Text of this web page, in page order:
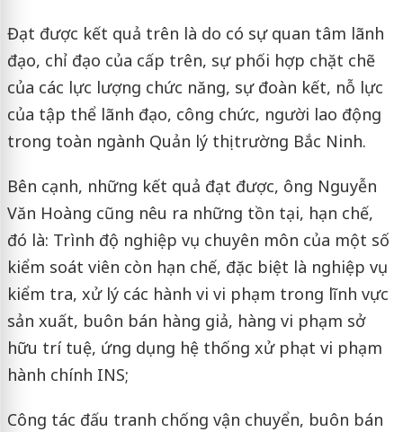
Đạt được kết quả trên là do có sự quan tâm lãnh
đạo, chỉ đạo của cấp trên, sự phối hợp chặt chẽ
của các lực lượng chức năng, sự đoàn kết, nỗ lực
của tập thể lãnh đạo, công chức, người lao động
trong toàn ngành Quản lý thị trường Bắc Ninh.
Bên cạnh, những kết quả đạt được, ông Nguyễn
Văn Hoàng cũng nêu ra những tồn tại, hạn chế,
đó là: Trình độ nghiệp vụ chuyên môn của một số
kiểm soát viên còn hạn chế, đặc biệt là nghiệp vụ
kiểm tra, xử lý các hành vi vi phạm trong lĩnh vực
sản xuất, buôn bán hàng giả, hàng vi phạm sở
hữu trí tuệ, ứng dụng hệ thống xử phạt vi phạm
hành chính INS;
Công tác đấu tranh chống vận chuyển, buôn bán